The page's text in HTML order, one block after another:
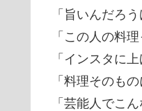
「旨いんだろ
「この人の料
「インスタに
「料理そのも
「芸能人でこ